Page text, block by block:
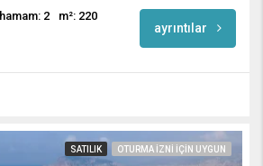
hamam: 2
m²: 220
ayrıntılar
SATILIK OTURMA IZNI IÇIN UYGUN